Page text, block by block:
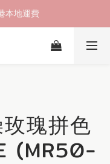
本地運費
瑰拼色
(MR50-